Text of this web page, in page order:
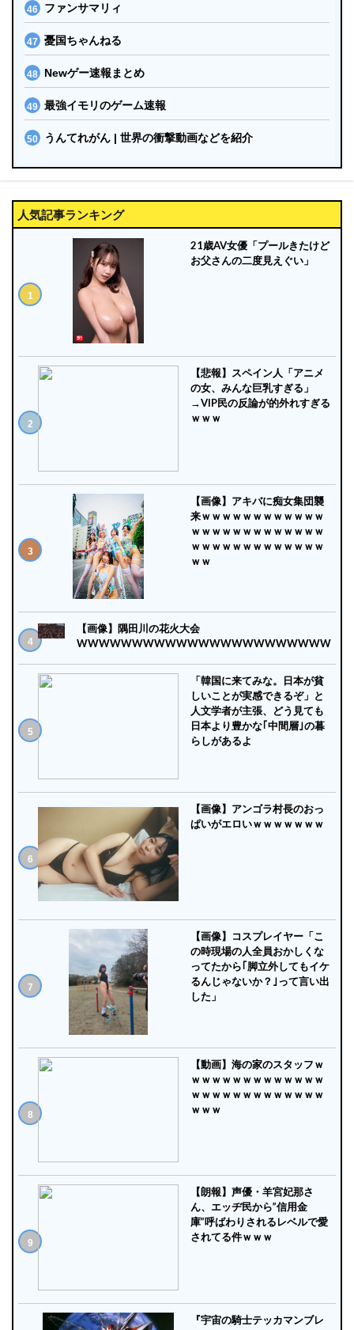
ファンサマリィ
憂国ちゃんねる
Newゲー速報まとめ
最強イモリのゲーム速報
うんてれがん | 世界の衝撃動画などを紹介
人気記事ランキング
21歳AV女優「プールきたけど
お父さんの二度見えぐい」
【悲報】スペイン人「アニメ
の女、みんな巨乳すぎる」
→VIP民の反論が的外れすぎる
ｗｗｗ
【画像】アキバに痴女集団襲
来ｗｗｗｗｗｗｗｗｗｗｗｗ
ｗｗｗｗｗｗｗｗｗｗｗｗｗ
ｗｗｗｗｗｗｗｗｗｗｗｗｗ
ｗｗ
【画像】隅田川の花火大会
WWWWWWWWWWWWWWWWWWWWWWW
「韓国に来てみな。日本が貧
しいことが実感できるぞ」と
人文学者が主張、どう見ても
日本より豊かな｢中間層｣の暮
らしがあるよ
【画像】アンゴラ村長のおっ
ぱいがエロいｗｗｗｗｗｗｗ
【画像】コスプレイヤー「こ
の時現場の人全員おかしくな
ってたから｢脚立外してもイケ
るんじゃないか？｣って言い出
した」
【動画】海の家のスタッフｗ
ｗｗｗｗｗｗｗｗｗｗｗｗｗ
ｗｗｗｗｗｗｗｗｗｗｗｗｗ
ｗｗｗ
【朗報】声優・羊宮妃那さ
ん、エッヂ民から”信用金
庫”呼ばわりされるレベルで愛
されてる件ｗｗｗ
『宇宙の騎士テッカマンブレ